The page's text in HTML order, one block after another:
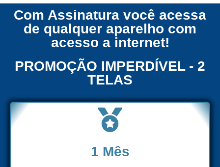
Com Assinatura você acessa
de qualquer aparelho com
acesso a internet!
PROMOÇÃO IMPERDÍVEL - 2
TELAS
1 Mês